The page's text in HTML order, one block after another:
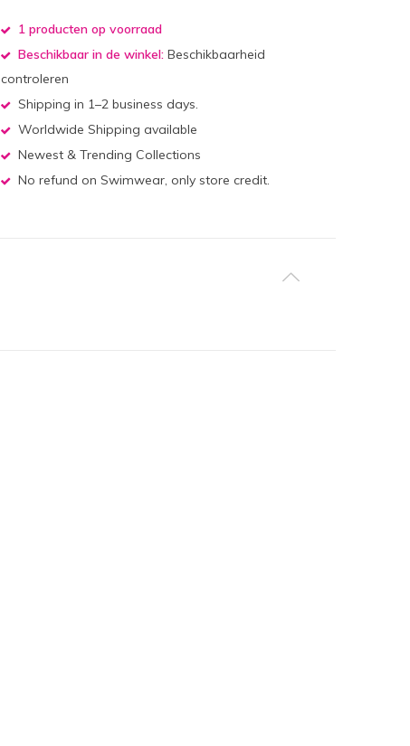
1 producten op voorraad
Beschikbaar in de winkel: Beschikbaarheid
controleren
Shipping in 1–2 business days.
Worldwide Shipping available
Newest & Trending Collections
No refund on Swimwear, only store credit.